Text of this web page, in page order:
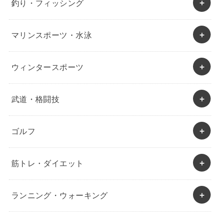
釣り・フィッシング
マリンスポーツ・水泳
ウィンタースポーツ
武道・格闘技
ゴルフ
筋トレ・ダイエット
ランニング・ウォーキング